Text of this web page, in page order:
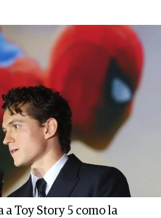
Toy Story 5 como la